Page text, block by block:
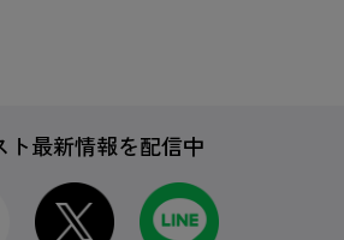
ト最新情報を配信中